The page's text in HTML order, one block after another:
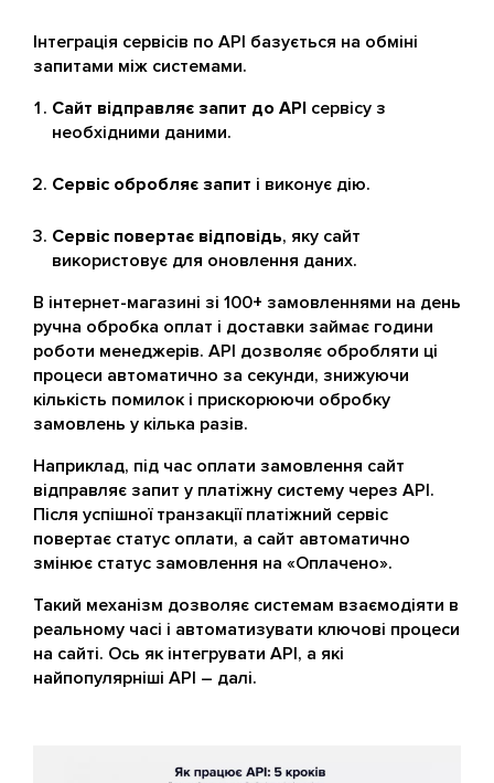
Інтеграція сервісів по API базується на обміні
запитами між системами.
Сайт відправляє запит до API сервісу з
необхідними даними.
Сервіс обробляє запит і виконує дію.
Сервіс повертає відповідь, яку сайт
використовує для оновлення даних.
В інтернет-магазині зі 100+ замовленнями на день
ручна обробка оплат і доставки займає години
роботи менеджерів. API дозволяє обробляти ці
процеси автоматично за секунди, знижуючи
кількість помилок і прискорюючи обробку
замовлень у кілька разів.
Наприклад, під час оплати замовлення сайт
відправляє запит у платіжну систему через API.
Після успішної транзакції платіжний сервіс
повертає статус оплати, а сайт автоматично
змінює статус замовлення на «Оплачено».
Такий механізм дозволяє системам взаємодіяти в
реальному часі і автоматизувати ключові процеси
на сайті. Ось як інтегрувати API, а які
найпопулярніші API – далі.